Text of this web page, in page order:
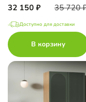
32 150 35 720
Доступно для доставки
В корзину